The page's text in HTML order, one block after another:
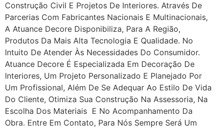
Construção Civil E Projetos De Interiores. Através De
Parcerias Com Fabricantes Nacionais E Multinacionais,
A Atuance Decore Disponibiliza, Para A Região,
Produtos Da Mais Alta Tecnologia E Qualidade. No
Intuito De Atender Às Necessidades Do Consumidor.
Atuance Decore É Especializada Em Decoração De
Interiores, Um Projeto Personalizado E Planejado Por
Um Profissional, Além De Se Adequar Ao Estilo De Vida
Do Cliente, Otimiza Sua Construção Na Assessoria, Na
Escolha Dos Materiais E No Acompanhamento Da
Obra. Entre Em Contato, Para Nós Sempre Será Um